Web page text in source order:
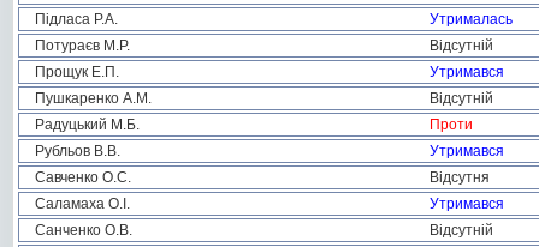
Підласа Р.А.
Утрималась
Потураєв М.Р.
Відсутній
Прощук Е.П.
Утримався
Пушкаренко А.М.
Відсутній
Радуцький М.Б.
Проти
Рубльов В.В.
Утримався
Савченко О.С.
Відсутня
Саламаха О.І.
Утримався
Санченко О.В.
Відсутній